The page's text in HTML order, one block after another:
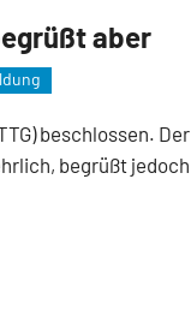
aber
beschlossen. Der
begrüßt jedoch